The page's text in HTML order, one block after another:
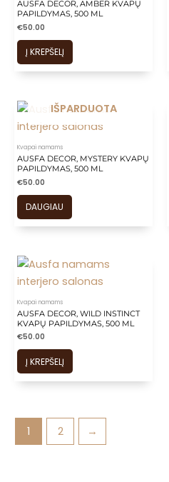
AUSFA DECOR, AMBER KVAPŲ
PAPILDYMAS, 500 ML
€50.00
Į KREPŠELĮ
IŠPARDUOTA
Kvapai namams
AUSFA DECOR, MYSTERY KVAPŲ
PAPILDYMAS, 500 ML
€50.00
DAUGIAU
Kvapai namams
AUSFA DECOR, WILD INSTINCT
KVAPŲ PAPILDYMAS, 500 ML
€50.00
Į KREPŠELĮ
1 2 →